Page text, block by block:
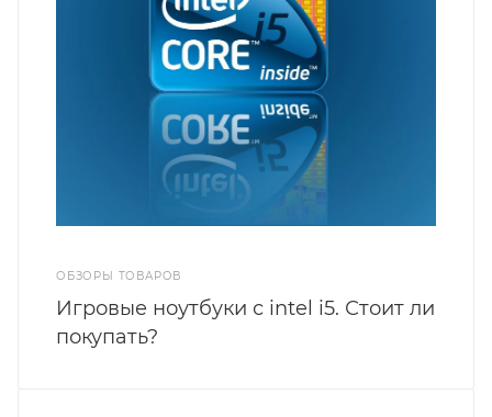
ОБЗОРЫ ТОВАРОВ
Игровые ноутбуки с intel i5. Стоит ли
покупать?